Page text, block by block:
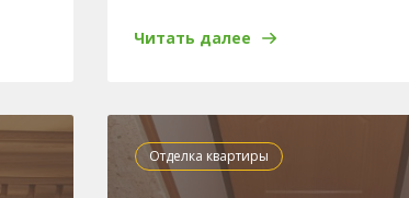
Читать далее
Отделка квартиры